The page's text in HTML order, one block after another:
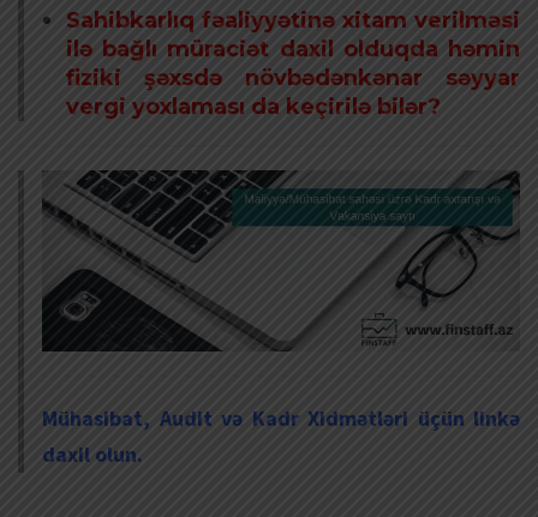
Sahibkarlıq fəaliyyətinə xitam verilməsi
ilə bağlı müraciət daxil olduqda həmin
fiziki şəxsdə növbədənkənar səyyar
vergi yoxlaması da keçirilə bilər?
Mühasibat, Audit və Kadr Xidmətləri üçün linkə
daxil olun.